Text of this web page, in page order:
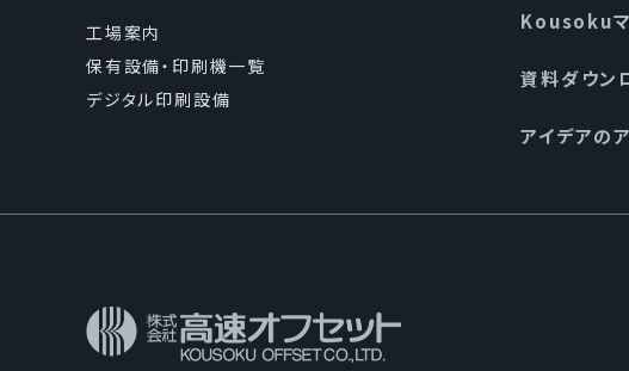
して、社内規程類に基づ
6.個人情報保護マネジメントシ
規程｣及びその他の規程、
施し、維持し、継続的に改善
工場案内
保有設備・印刷機一覧
デジタル印刷設備
Kousoku
資料ダウン
アイデアの